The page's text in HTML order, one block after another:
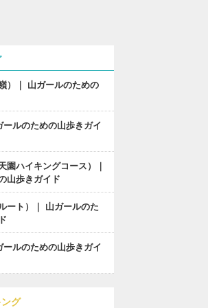
）｜ 山ガールのための
ルのための山歩きガイ
園ハイキングコース）｜
山歩きガイド
ート）｜ 山ガールのた
ルのための山歩きガイ
グ